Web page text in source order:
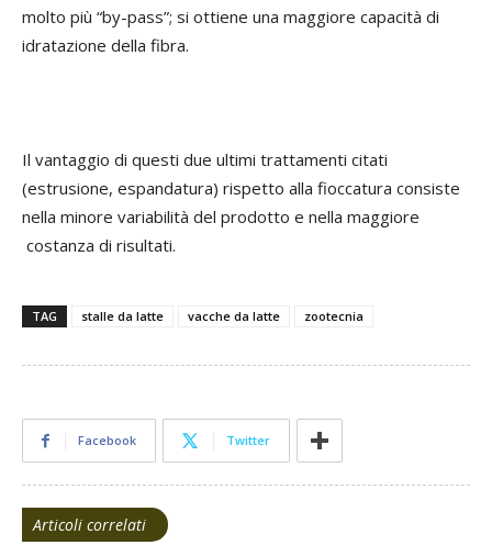
molto più “by-pass”; si ottiene una maggiore capacità di
idratazione della fibra.
Il vantaggio di questi due ultimi trattamenti citati
(estrusione, espandatura) rispetto alla fioccatura consiste
nella minore variabilità del prodotto e nella maggiore
costanza di risultati.
TAG stalle da latte vacche da latte zootecnia
Facebook Twitter
Articoli correlati